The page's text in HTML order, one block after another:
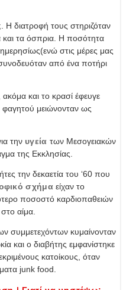
διατροφή τους στηριζόταν
και τα όσπρια. Η ποσότητα
στις μέρες μας
από ένα ποτήρι
, ακόμα και το κρασί έφευγε
φαγητού μειώνονταν ως
την υγεία των Μεσογειακών
της Εκκλησίας.
την δεκαετία του ‘60 που
σχήμαείχαν το
ποσοστό καρδιοπαθειών
αίμα.
συμμετεχόντων κυμαίνονταν
και ο διαβήτης εμφανίστηκε
κατοίκους, όταν
junk food.